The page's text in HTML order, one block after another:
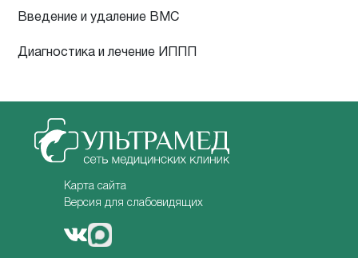
Введение и удаление ВМС
Диагностика и лечение ИППП
Карта сайта
Версия для слабовидящих